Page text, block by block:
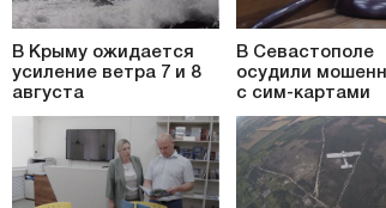
В Крыму ожидается
усиление ветра 7 и 8
августа
В Севастополе
осудили
с сим-картами